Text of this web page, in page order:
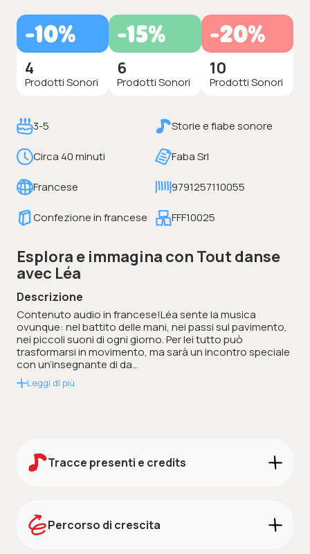
-10%
4
Prodotti Sonori
-15%
6
Prodotti Sonori
-20%
10
Prodotti Sonori
3-5 Storie e fiabe sonore
Circa 40 minuti Faba Srl
Francese 9791257110055
Confezione in francese FFF10025
Esplora e immagina con Tout danse
avec Léa
Descrizione
Contenuto audio in francese!Léa sente la musica
ovunque: nel battito delle mani, nei passi sul pavimento,
nei piccoli suoni di ogni giorno. Per lei tutto può
trasformarsi in movimento, ma sarà un incontro speciale
con un’insegnante di da...
Leggi di più
Tracce presenti e credits
STORIEPercorso di crescita